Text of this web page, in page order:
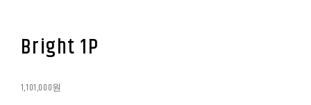
Bright 1P
1,101,000원